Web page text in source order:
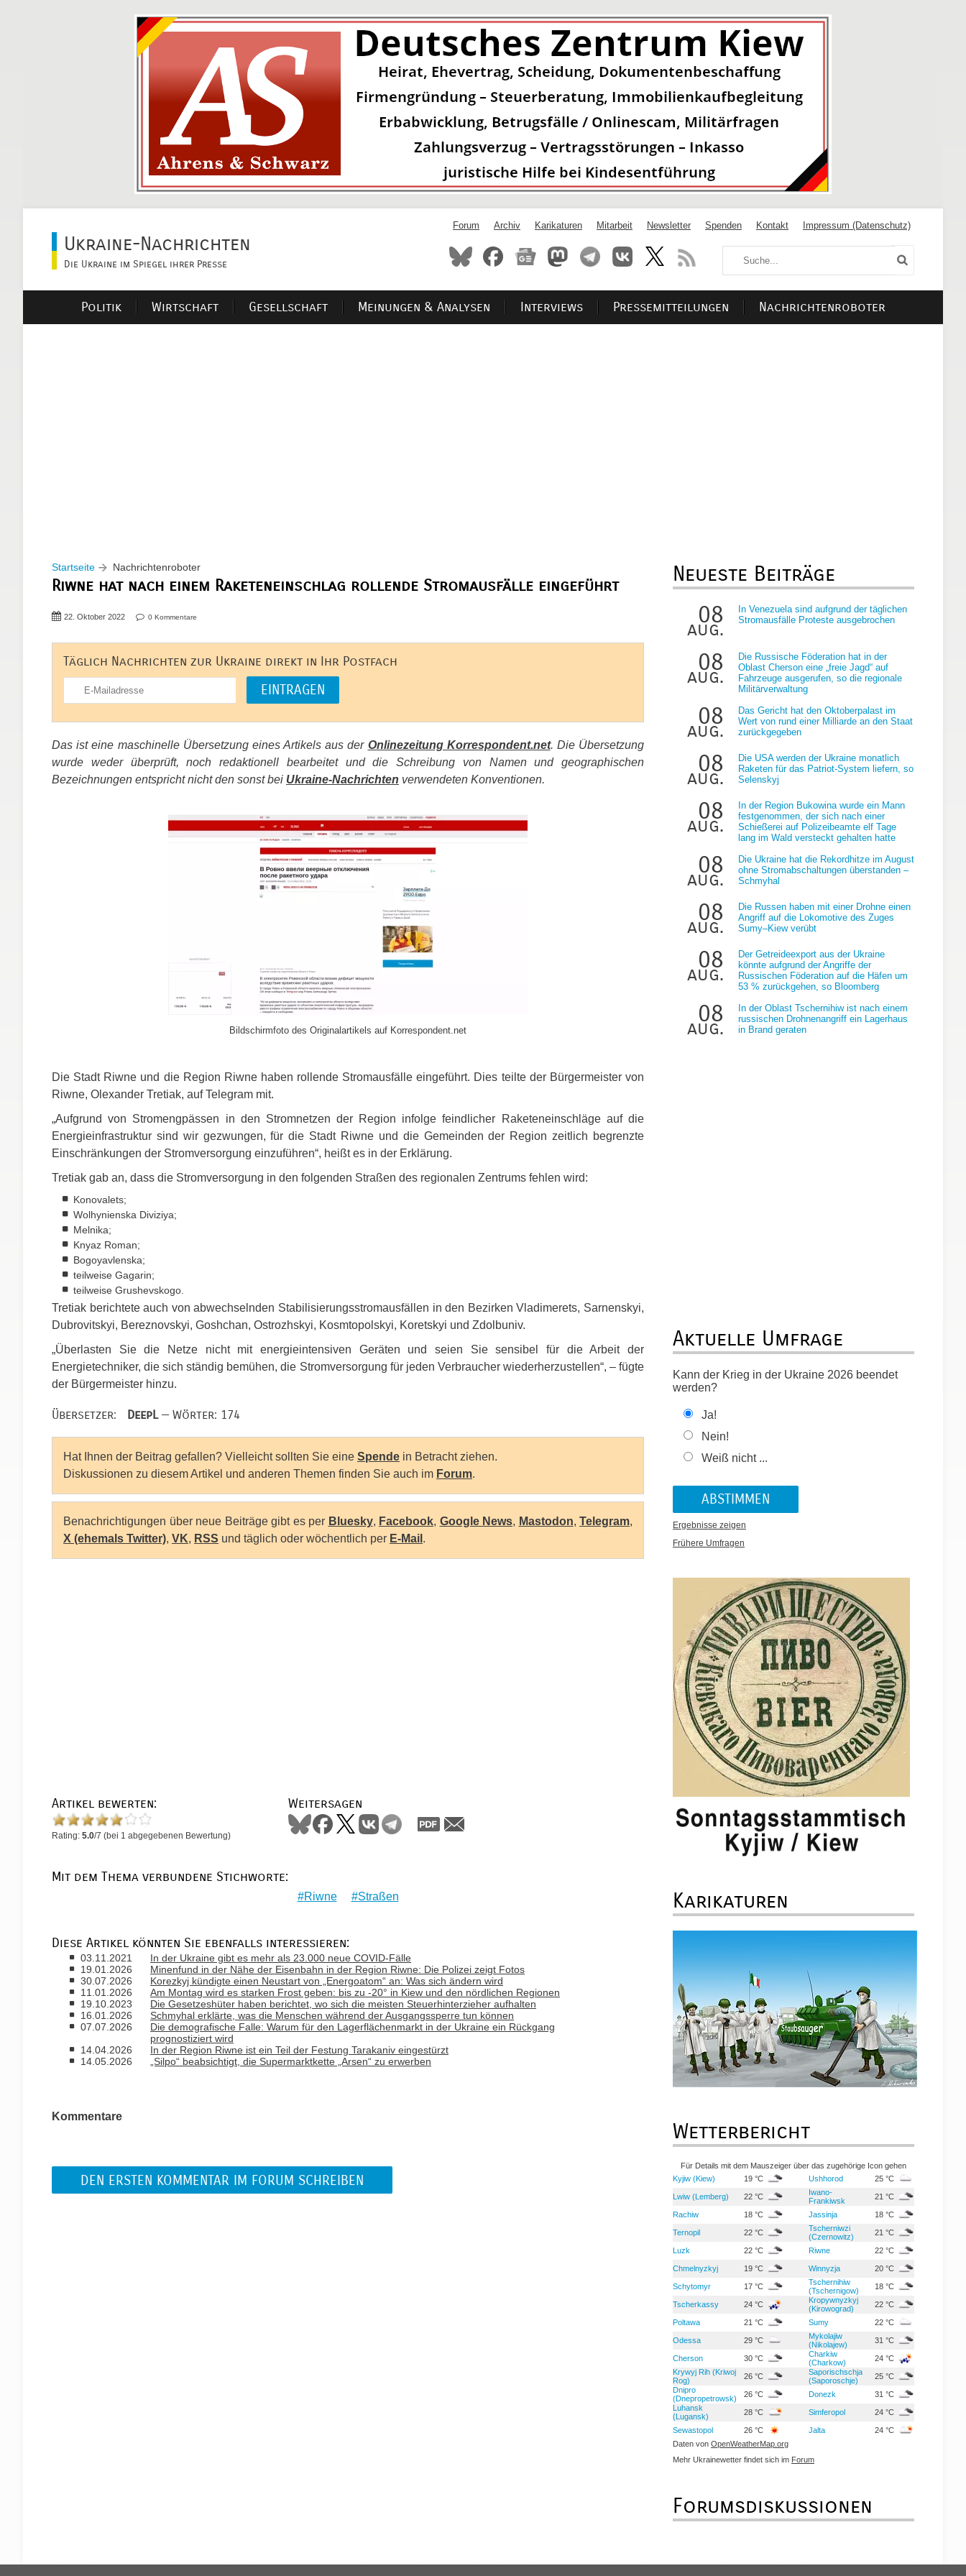
Ukraine-Nachrichten
Die Ukraine im Spiegel ihrer Presse
Forum Archiv Karikaturen Mitarbeit Newsletter Spenden Kontakt Impressum (Datenschutz)
Politik Wirtschaft Gesellschaft Meinungen & Analysen Interviews Pressemitteilungen Nachrichtenroboter
Startseite Nachrichtenroboter
Riwne hat nach einem Raketeneinschlag rollende Stromausfälle eingeführt
22. Oktober 2022 0 Kommentare
Täglich Nachrichten zur Ukraine direkt in Ihr Postfach
Das ist eine maschinelle Übersetzung eines Artikels aus der Onlinezeitung Korrespondent.net. Die Übersetzung
wurde weder überprüft, noch redaktionell bearbeitet und die Schreibung von Namen und geographischen
Bezeichnungen entspricht nicht den sonst bei Ukraine-Nachrichten verwendeten Konventionen.
Bildschirmfoto des Originalartikels auf Korrespondent.net
Die Stadt Riwne und die Region Riwne haben rollende Stromausfälle eingeführt. Dies teilte der Bürgermeister von
Riwne, Olexander Tretiak, auf Telegram mit.
„Aufgrund von Stromengpässen in den Stromnetzen der Region infolge feindlicher Raketeneinschläge auf die
Energieinfrastruktur sind wir gezwungen, für die Stadt Riwne und die Gemeinden der Region zeitlich begrenzte
Einschränkungen der Stromversorgung einzuführen“, heißt es in der Erklärung.
Tretiak gab an, dass die Stromversorgung in den folgenden Straßen des regionalen Zentrums fehlen wird:
Konovalets;
Wolhynienska Diviziya;
Melnika;
Knyaz Roman;
Bogoyavlenska;
teilweise Gagarin;
teilweise Grushevskogo.
Tretiak berichtete auch von abwechselnden Stabilisierungsstromausfällen in den Bezirken Vladimerets, Sarnenskyi,
Dubrovitskyi, Bereznovskyi, Goshchan, Ostrozhskyi, Kosmtopolskyi, Koretskyi und Zdolbuniv.
„Überlasten Sie die Netze nicht mit energieintensiven Geräten und seien Sie sensibel für die Arbeit der
Energietechniker, die sich ständig bemühen, die Stromversorgung für jeden Verbraucher wiederherzustellen“, – fügte
der Bürgermeister hinzu.
Übersetzer: DeepL— Wörter: 174
Hat Ihnen der Beitrag gefallen? Vielleicht sollten Sie eine Spende in Betracht ziehen.
Diskussionen zu diesem Artikel und anderen Themen finden Sie auch im Forum.
Benachrichtigungen über neue Beiträge gibt es per Bluesky, Facebook, Google News, Mastodon, Telegram,
X (ehemals Twitter), VK, RSS und täglich oder wöchentlich per E-Mail .
Artikel bewerten:
Rating: 5.0/7 (bei 1 abgegebenen Bewertung)
Weitersagen
Mit dem Thema verbundene Stichworte:
Riwne Straßen
Diese Artikel könnten Sie ebenfalls interessieren:
03.11.2021
In der Ukraine gibt es mehr als 23.000 neue COVID-Fälle
19.01.2026
Minenfund in der Nähe der Eisenbahn in der Region Riwne: Die Polizei zeigt Fotos
30.07.2026
Korezkyj kündigte einen Neustart von „Energoatom“ an: Was sich ändern wird
11.01.2026
Am Montag wird es starken Frost geben: bis zu -20° in Kiew und den nördlichen Regionen
19.10.2023
Die Gesetzeshüter haben berichtet, wo sich die meisten Steuerhinterzieher aufhalten
16.01.2026
Schmyhal erklärte, was die Menschen während der Ausgangssperre tun können
07.07.2026
Die demografische Falle: Warum für den Lagerflächenmarkt in der Ukraine ein Rückgang
prognostiziert wird
14.04.2026
In der Region Riwne ist ein Teil der Festung Tarakaniv eingestürzt
14.05.2026
„Silpo“ beabsichtigt, die Supermarktkette „Arsen“ zu erwerben
Kommentare
DEN ERSTEN KOMMENTAR IM FORUM SCHREIBEN
Neueste Beiträge
08
aug.
In Venezuela sind aufgrund der täglichen
Stromausfälle Proteste ausgebrochen
08
aug.
Die Russische Föderation hat in der
Oblast Cherson eine „freie Jagd“ auf
Fahrzeuge ausgerufen, so die regionale
Militärverwaltung
08
aug.
Das Gericht hat den Oktoberpalast im
Wert von rund einer Milliarde an den Staat
zurückgegeben
08
aug.
Die USA werden der Ukraine monatlich
Raketen für das Patriot-System liefern, so
Selenskyj
08
aug.
In der Region Bukowina wurde ein Mann
festgenommen, der sich nach einer
Schießerei auf Polizeibeamte elf Tage
lang im Wald versteckt gehalten hatte
08
aug.
Die Ukraine hat die Rekordhitze im August
ohne Stromabschaltungen überstanden –
Schmyhal
08
aug.
Die Russen haben mit einer Drohne einen
Angriff auf die Lokomotive des Zuges
Sumy–Kiew verübt
08
aug.
Der Getreideexport aus der Ukraine
könnte aufgrund der Angriffe der
Russischen Föderation auf die Häfen um
53 % zurückgehen, so Bloomberg
08
aug.
In der Oblast Tschernihiw ist nach einem
russischen Drohnenangriff ein Lagerhaus
in Brand geraten
Aktuelle Umfrage
Kann der Krieg in der Ukraine 2026 beendet
werden?
Ja!
Nein!
Weiß nicht ...
Ergebnisse zeigen
Frühere Umfragen
Karikaturen
Wetterbericht
Für Details mit dem Mauszeiger über das zugehörige Icon gehen
Kyjiw (Kiew)
19 °C Ushhorod 25 °C
Lwiw (Lemberg) 22 °C
Iwano-
Frankiwsk
21 °C
Rachiw 18 °C Jassinja 18 °C
Ternopil 22 °C
Tscherniwzi
(Czernowitz)
21 °C
Luzk 22 °C Riwne 22 °C
Chmelnyzkyj 19 °C Winnyzja 20 °C
Schytomyr 17 °C
Tschernihiw
(Tschernigow)
18 °C
Tscherkassy 24 °C
Kropywnyzkyj
(Kirowograd)
22 °C
Poltawa 21 °C Sumy 22 °C
Odessa 29 °C
Mykolajiw
(Nikolajew)
31 °C
Cherson 30 °C
Charkiw
(Charkow)
24 °C
Krywyj Rih (Kriwoj
Rog)
26 °C
Saporischschja
(Saporoschje)
25 °C
Dnipro
(Dnepropetrowsk)
26 °C Donezk
31 °C
Luhansk
(Lugansk)
28 °C Simferopol 24 °C
Sewastopol 26 °C Jalta
24 °C
Daten von OpenWeatherMap.org
Mehr Ukrainewetter findet sich im Forum
Forumsdiskussionen